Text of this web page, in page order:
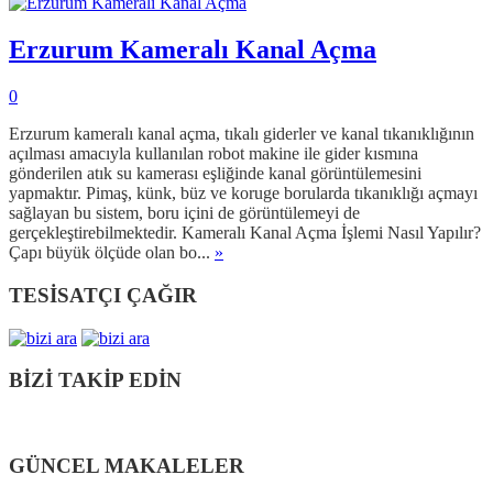
Erzurum Kameralı Kanal Açma
0
Erzurum kameralı kanal açma, tıkalı giderler ve kanal tıkanıklığının
açılması amacıyla kullanılan robot makine ile gider kısmına
gönderilen atık su kamerası eşliğinde kanal görüntülemesini
yapmaktır. Pimaş, künk, büz ve koruge borularda tıkanıklığı açmayı
sağlayan bu sistem, boru içini de görüntülemeyi de
gerçekleştirebilmektedir. Kameralı Kanal Açma İşlemi Nasıl Yapılır?
Çapı büyük ölçüde olan bo... »
TESİSATÇI ÇAĞIR
BİZİ TAKİP EDİN
GÜNCEL MAKALELER